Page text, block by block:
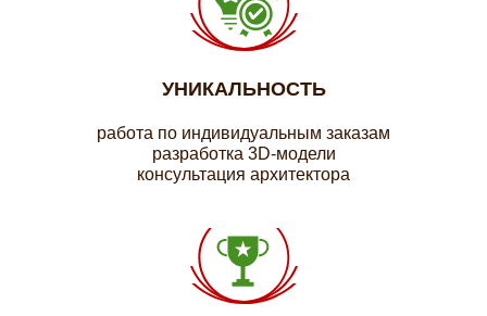
УНИКАЛЬНОСТЬ
работа по индивидуальным заказам
разработка 3D-модели
консультация архитектора